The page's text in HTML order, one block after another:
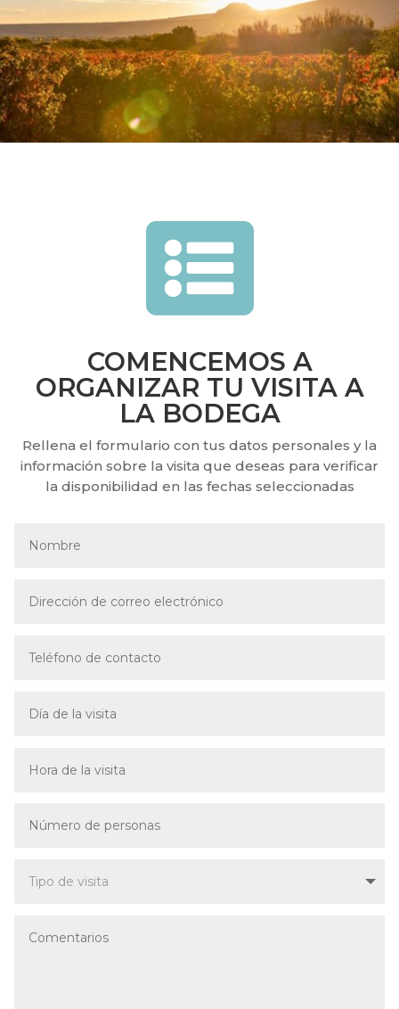

COMENCEMOS A
ORGANIZAR TU VISITA A
LA BODEGA
Rellena el formulario con tus datos personales y la
información sobre la visita que deseas para verificar
la disponibilidad en las fechas seleccionadas